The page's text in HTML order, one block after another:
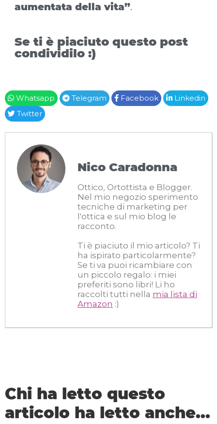
aumentata della vita”.
Se ti è piaciuto questo post
condividilo :)
Whatsapp Telegram Facebook
Linkedin
Twitter
Nico Caradonna
Ottico, Ortottista e Blogger.
Nel mio negozio sperimento
tecniche di marketing per
l'ottica e sul mio blog le
racconto.
Ti è piaciuto il mio articolo? Ti
ha ispirato particolarmente?
Se ti va puoi ricambiare con
un piccolo regalo: i miei
preferiti sono libri! Li ho
raccolti tutti nella mia lista di
Amazon :)
Chi ha letto questo
articolo ha letto anche...